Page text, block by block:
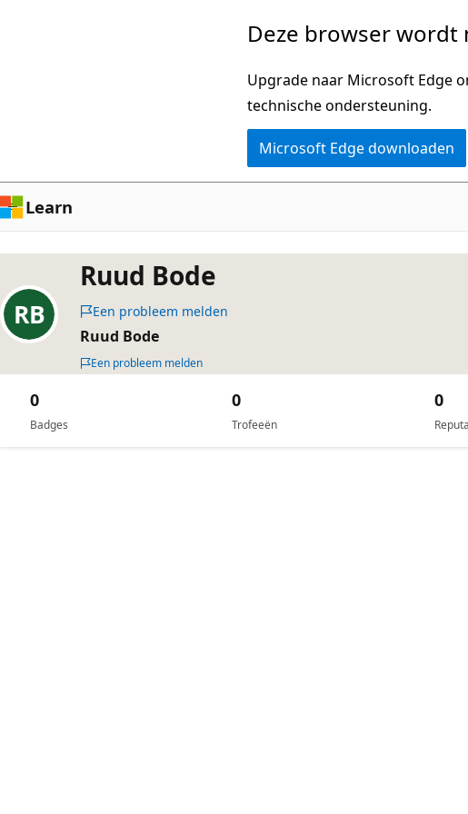
Deze browser
Upgrade naar Microsoft Edge
technische ondersteuning.
Microsoft Edge downloaden
Learn
Ruud Bode
Een probleem melden
Ruud Bode
Een probleem melden
Badges
0
Trofeeën
0 0